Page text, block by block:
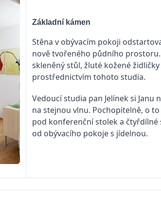
Základní kámen
Stěna v obývacím pokoji
nově tvořeného půdního prostoru.
skleněný stůl, žluté kožené
prostřednictvím tohoto studia.
Vedoucí studia pan Jelínek si
na stejnou vlnu. Pochopitelně, o
pod konferenční stolek a
od obývacího pokoje s jídelnou.